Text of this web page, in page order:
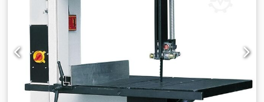
Dsdpfx Aswl D S Uef Rock